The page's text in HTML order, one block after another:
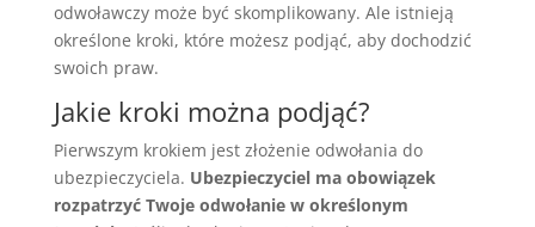
odwoławczy może być skomplikowany. Ale istnieją
określone kroki, które możesz podjąć, aby dochodzić
swoich praw.
Jakie kroki można podjąć?
Pierwszym krokiem jest złożenie odwołania do
ubezpieczyciela. Ubezpieczyciel ma obowiązek
rozpatrzyć Twoje odwołanie w określonym